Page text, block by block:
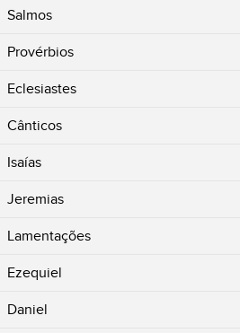
Salmos
Provérbios
Eclesiastes
Cânticos
Isaías
Jeremias
Lamentações
Ezequiel
Daniel